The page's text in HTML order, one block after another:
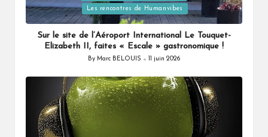
in
Les rencontres de Humanvibes
Sur le site de l’Aéroport International Le Touquet-
Elizabeth II, faites « Escale » gastronomique !
Posted
By Marc BELOUIS 11 juin 2026